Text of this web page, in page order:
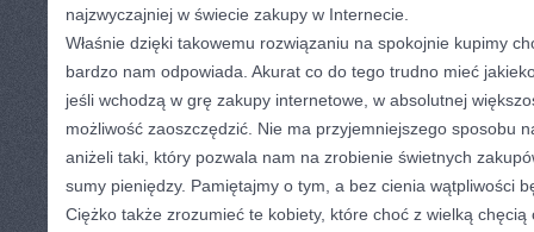
najzwyczajniej w świecie zakupy w Internecie.
Właśnie dzięki takowemu rozwiązaniu na spokojnie kupimy
bardzo nam odpowiada. Akurat co do tego trudno mieć
jeśli wchodzą w grę zakupy internetowe, w absolutnej
możliwość zaoszczędzić. Nie ma przyjemniejszego sposobu
aniżeli taki, który pozwala nam na zrobienie świetnych
sumy pieniędzy. Pamiętajmy o tym, a bez cienia wątpliwości
Ciężko także zrozumieć te kobiety, które choć z wielką chęcią